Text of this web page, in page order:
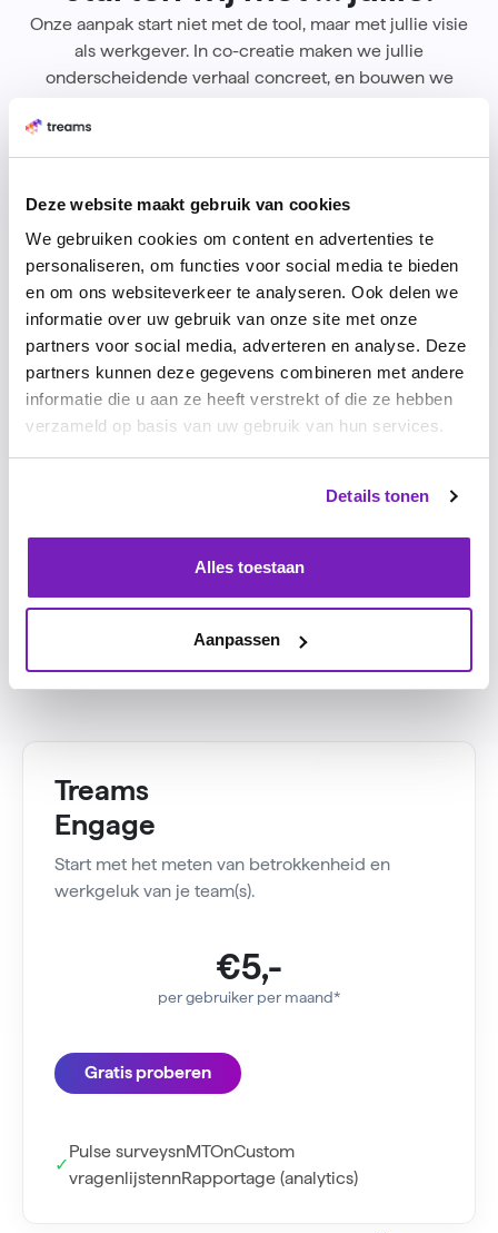
Deze website maakt gebruik van cookies
We gebruiken cookies om content en advertenties te
personaliseren, om functies voor social media te bieden
en om ons websiteverkeer te analyseren. Ook delen we
informatie over uw gebruik van onze site met onze
partners voor social media, adverteren en analyse. Deze
partners kunnen deze gegevens combineren met andere
informatie die u aan ze heeft verstrekt of die ze hebben
verzameld op basis van uw gebruik van hun services.
Details tonen
Alles toestaan
Aanpassen
Onze aanpak start niet met de tool, maar met jullie visie
als werkgever. In co-creatie maken we jullie
onderscheidende verhaal concreet, en bouwen we
van Treams, en de activatie in de organisatie. Zo wordt
jullie HR-aanpak geen losse set processen, maar een
Visie als fundament
Packages diematchen
deze fase
Treams
Engage
Start met het meten van betrokkenheid en
werkgeluk van je team(s).
€5,-
per gebruiker per maand*
Gratis proberen
Pulse surveysnMTOnCustom
vragenlijstennRapportage (analytics)